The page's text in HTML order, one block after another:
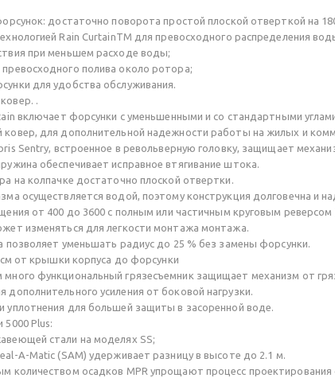
достаточно поворота простой плоской отверткой на
Rain CurtainTM для превосходного распределения
при меньшем расходе воды;
полива около ротора;
для удобства обслуживания.
.
включает форсунки с уменьшенными и со стандартными
ковер, для дополнительной надежности работы на жилых и
Sentry, встроенное в револьверную головку, защищает
обеспечивает исправное втягивание штока.
на колпачке достаточно плоской отвертки.
осуществляется водой, поэтому конструкция долговечна и
от 400 до 3600 с полным или частичным круговым
изменяться для легкости монтажа монтажа.
позволяет уменьшать радиус до 25 % без замены форсунки.
от крышки корпуса до форсунки
функциональный грязесъемник защищает механизм от
усиления от боковой нагрузки.
уплотнения для большей защиты в засоренной воде.
5000 Plus:
стали на моделях SS;
A-Matic (SAM) удерживает разницу в высоте до 2.1 м.
количеством осадков MPR упрощают процесс